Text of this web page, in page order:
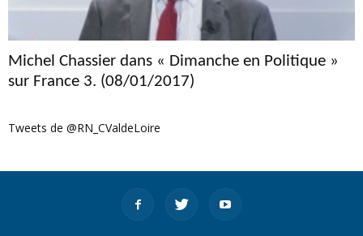
Michel Chassier dans « Dimanche en Politique »
sur France 3. (08/01/2017)
Tweets de @RN_CValdeLoire